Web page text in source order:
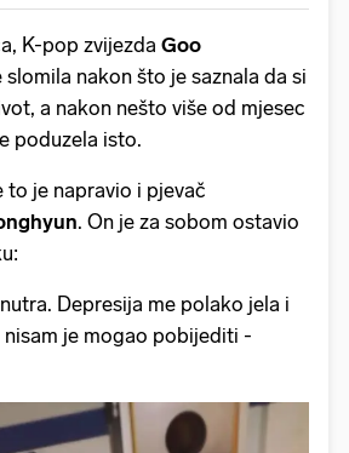
K-pop zvijezda Goo
nakon što je saznala da si
a nakon nešto više od mjesec
poduzela isto.
to je napravio i pjevač
. On je za sobom ostavio
Depresija me polako jela i
je mogao pobijediti -